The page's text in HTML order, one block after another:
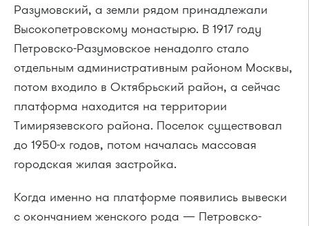
Разумовский, а земли рядом принадлежали
Высокопетровскому монастырю. В 1917 году
Петровско-Разумовское ненадолго стало
отдельным административным районом Москвы,
потом входило в Октябрьский район, а сейчас
платформа находится на территории
Тимирязевского района. Поселок существовал
до 1950-х годов, потом началась массовая
городская жилая застройка.
Когда именно на платформе появились вывески
с окончанием женского рода — Петровско-